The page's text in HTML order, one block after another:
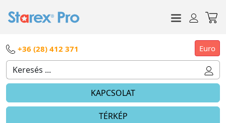
+36 (28) 412 371 Euro
KAPCSOLAT
TÉRKÉP